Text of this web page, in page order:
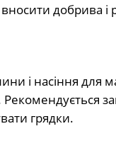
добрива і
і насіння для
Рекомендується
грядки.